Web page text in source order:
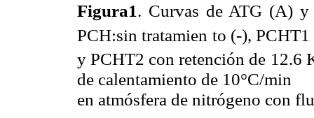
Figura1. Curvas de ATG (A)
PCH:sin tratamien to (-),
y PCHT2 con retención de 12.6
de calentamiento de 10°C/min
en atmósfera de nitrógeno con